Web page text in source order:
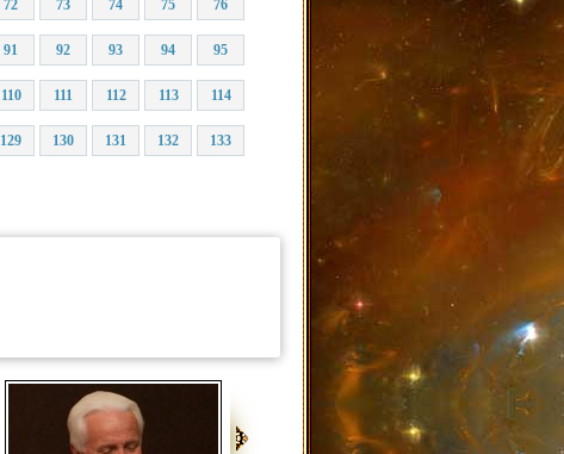
72 73 74 75 76
91 92 93 94 95
110 111 112 113 114
129 130 131 132 133